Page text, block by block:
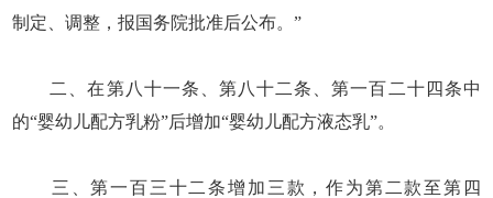
制定、调整，报国务院批准后公布。”
二、在第八十一条、第八十二条、第一百二十四条中
的“婴幼儿配方乳粉”后增加“婴幼儿配方液态乳”。
三、第一百三十二条增加三款，作为第二款至第四